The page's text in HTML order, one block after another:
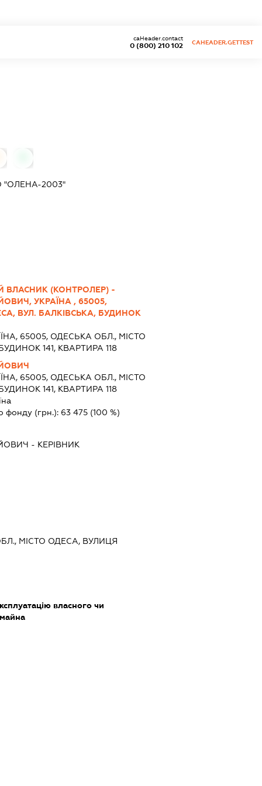
0 (800) 210 102
caHeader.contact
CAHEADER.GETTEST
"ОЛЕНА-2003"
ВЛАСНИК (КОНТРОЛЕР) -
УКРАЇНА , 65005,
ВУЛ. БАЛКІВСЬКА, БУДИНОК
65005, ОДЕСЬКА ОБЛ., МІСТО
141, КВАРТИРА 118
65005, ОДЕСЬКА ОБЛ., МІСТО
141, КВАРТИРА 118
фонду (грн.): 63 475(100 %)
- КЕРІВНИК
МІСТО ОДЕСА, ВУЛИЦЯ
власного чи